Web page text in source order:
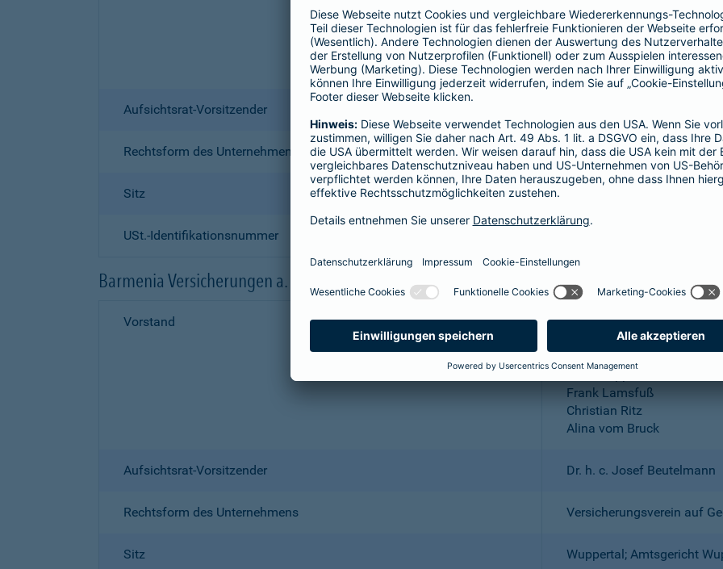
Dr. Andreas Eurich
Frank Lamsfuß
Oliver Schoeller
Alina vom Bruck
Aufsichtsrat-Vorsitzender
Rechtsform des Unternehmens Aktiengesellschaft
Sitz
USt.-Identifikationsnummer
Barmenia Versicherungen a. G.
Vorstand
Dr. Andreas Eurich, Oliver
Thomas Bischof
Dr. Sylvia Eichelberg
Harald Epple
Frank Lamsfuß
Christian Ritz
Alina vom Bruck
Aufsichtsrat-Vorsitzender Dr. h. c. Josef Beutelmann
Rechtsform des Unternehmens Versicherungsverein auf
Sitz Wuppertal; Amtsgericht